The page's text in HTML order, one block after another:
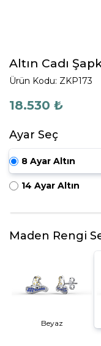
Altın Cadı
Ürün Kodu: ZKP173
18.530 ₺
Ayar Seç
8 Ayar Altın
14 Ayar Altın
Maden Rengi
Beyaz